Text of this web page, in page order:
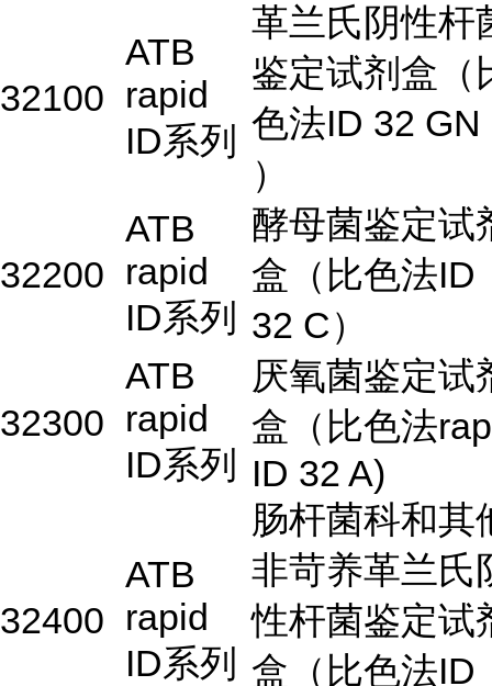
32100
ATB
rapid
ID系列
革兰氏阴性杆
鉴定试剂盒（
色法ID 32 GN
）
32200
ATB
rapid
ID系列
酵母菌鉴定试
盒（比色法ID
32 C）
32300
ATB
rapid
ID系列
厌氧菌鉴定试
盒（比色法
ID 32 A)
32400
ATB
rapid
ID系列
肠杆菌科和其
非苛养革兰氏
性杆菌鉴定试
盒（比色法ID